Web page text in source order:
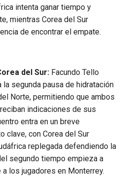
intenta ganar tiempo y
mientras Corea del Sur
de encontrar el empate.
del Sur: Facundo Tello
segunda pausa de hidratación
Norte, permitiendo que ambos
indicaciones de sus
entra en un breve
clave, con Corea del Sur
replegada defendiendo la
segundo tiempo empieza a
los jugadores en Monterrey.